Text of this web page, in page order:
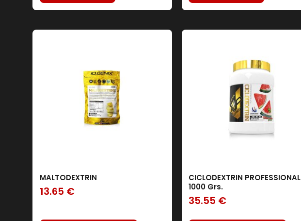
MALTODEXTRIN
13.65 €
CICLODEXTRIN PROFESSIONAL
1000 Grs.
35.55 €